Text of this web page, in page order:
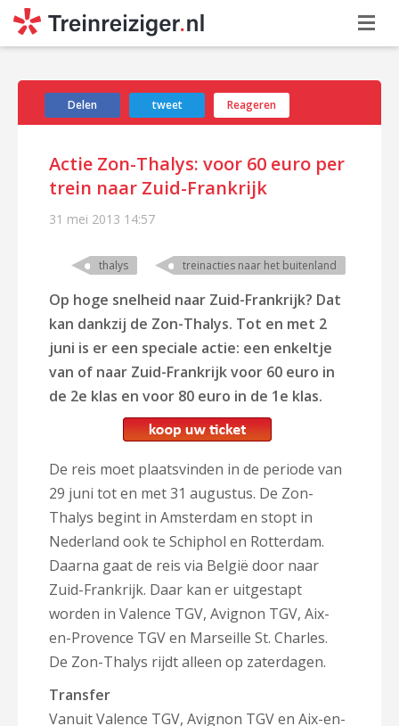
Delen tweet Reageren
Actie Zon-Thalys: voor 60 euro per
trein naar Zuid-Frankrijk
31 mei 2013 14:57
thalys treinacties naar het buitenland
Op hoge snelheid naar Zuid-Frankrijk? Dat
kan dankzij de Zon-Thalys. Tot en met 2
juni is er een speciale actie: een enkeltje
van of naar Zuid-Frankrijk voor 60 euro in
de 2e klas en voor 80 euro in de 1e klas.
De reis moet plaatsvinden in de periode van
29 juni tot en met 31 augustus. De Zon-
Thalys begint in Amsterdam en stopt in
Nederland ook te Schiphol en Rotterdam.
Daarna gaat de reis via België door naar
Zuid-Frankrijk. Daar kan er uitgestapt
worden in Valence TGV, Avignon TGV, Aix-
en-Provence TGV en Marseille St. Charles.
De Zon-Thalys rijdt alleen op zaterdagen.
Transfer
Vanuit Valence TGV, Avignon TGV en Aix-en-